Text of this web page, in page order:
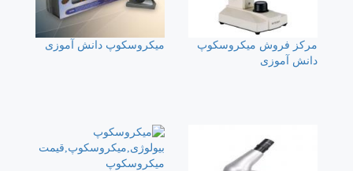
مرکز فروش میکروسکوپ
دانش آموزی
میکروسکوپ دانش آموزی